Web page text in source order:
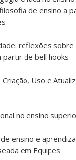
de ensino a
reflexões sobre
partir de bell hooks
Uso e
no ensino
ensino e
em Equipes